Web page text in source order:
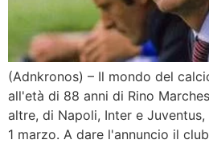
(Adnkronos) – Il mondo del
all'età di 88 anni di Rino
altre, di Napoli, Inter e
1 marzo. A dare l'annuncio il